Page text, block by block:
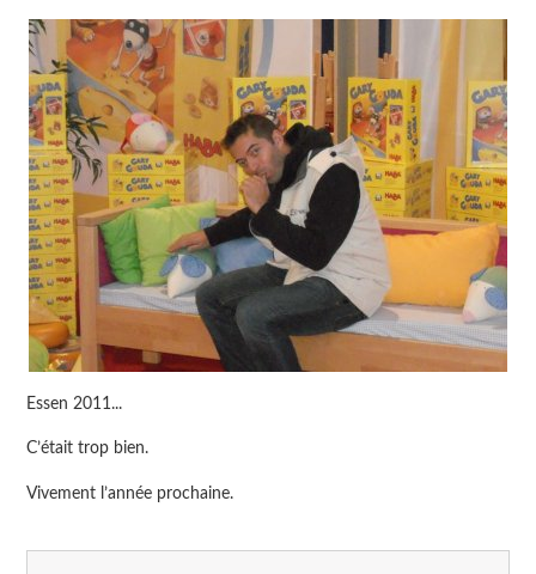
Essen 2011...
C’était trop bien.
Vivement l’année prochaine.